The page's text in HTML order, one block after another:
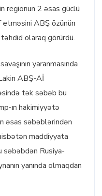
regionun 2 əsas güclü
ABŞ özünün
təhdid olaraq görürdü.
yaranmasında
ABŞ-Aİ
tək səbəb bu
ın hakimiyyətə
əsas səbəblərindən
maddiyyata
səbəbdən Rusiya-
yanında olmaqdan